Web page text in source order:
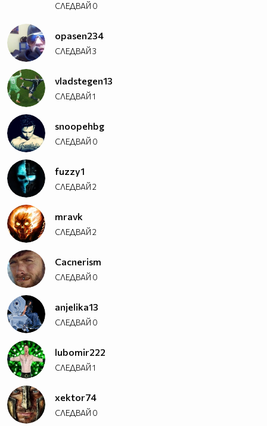
СЛЕДВАЙ 0
opasen234
СЛЕДВАЙ3
vladstegen13
СЛЕДВАЙ1
snoopehbg
СЛЕДВАЙ 0
fuzzy1
СЛЕДВАЙ2
mravk
СЛЕДВАЙ2
Cacnerism
СЛЕДВАЙ 0
anjelika13
СЛЕДВАЙ 0
lubomir222
СЛЕДВАЙ1
xektor74
СЛЕДВАЙ 0